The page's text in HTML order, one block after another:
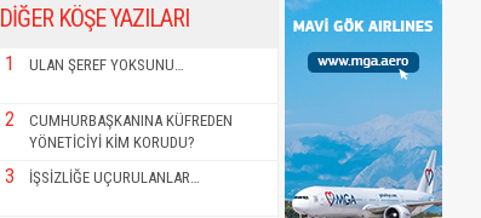
DİĞER KÖŞE YAZILARI
1 ULAN ŞEREF YOKSUNU…
2
CUMHURBAŞKANINA KÜFREDEN
YÖNETİCİYİ KİM KORUDU?
3 İŞSİZLİĞE UÇURULANLAR…